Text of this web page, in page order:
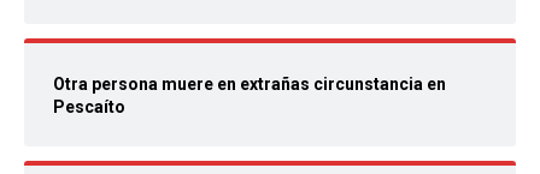
Otra persona muere en extrañas circunstancia en
Pescaíto